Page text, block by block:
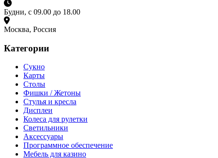
Будни, с 09.00 до 18.00
Москва, Россия
Категории
Сукно
Карты
Столы
Фишки / Жетоны
Стулья и кресла
Дисплеи
Колеса для рулетки
Светильники
Аксессуары
Программное обеспечение
Мебель для казино